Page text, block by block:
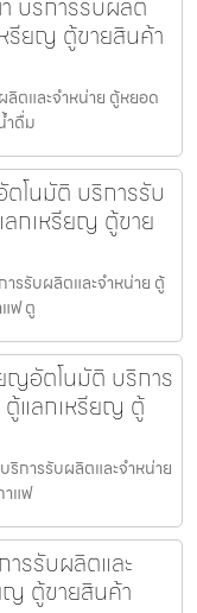
รียญ ตู้ขายสินค้า
ลิตและจำหน่าย ตู้หยอด
ำดื่ม
โนมัติ บริการรับ
กเหรียญ ตู้ขาย
รรับผลิตและจำหน่าย ตู้
ฟ ตู
ญ​​​อัตโนมัติ บริการ
ตู้แลกเหรียญ ตู้
การรับผลิตและจำหน่าย
แฟ
ารรับผลิตและ
ตู้ขายสินค้า